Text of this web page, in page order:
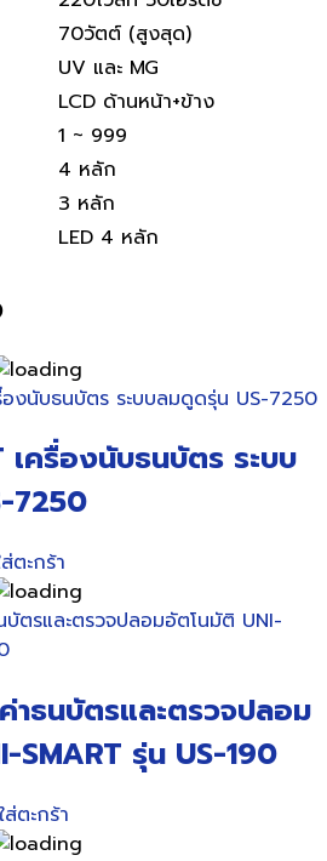
70วัตต์ (สูงสุด)
UV และ MG
LCD ด้านหน้า+ข้าง
1 ~ 999
4 หลัก
3 หลัก
LED 4 หลัก
เครื่องนับธนบัตร ระบบ
7250
ตะกร้า
าธนบัตรและตรวจปลอม
SMART รุ่น US-190
ตะกร้า